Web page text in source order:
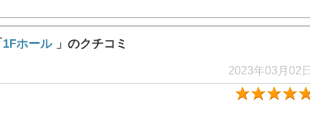
1Fホール 」のクチコミ
2023年03月02日